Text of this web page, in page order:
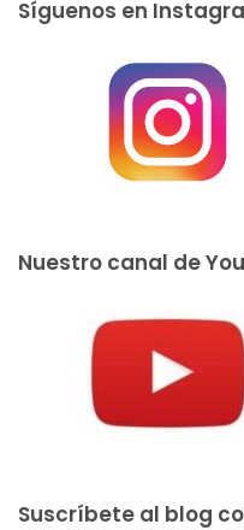
Síguenos en
Nuestro canal de
Suscríbete al blog